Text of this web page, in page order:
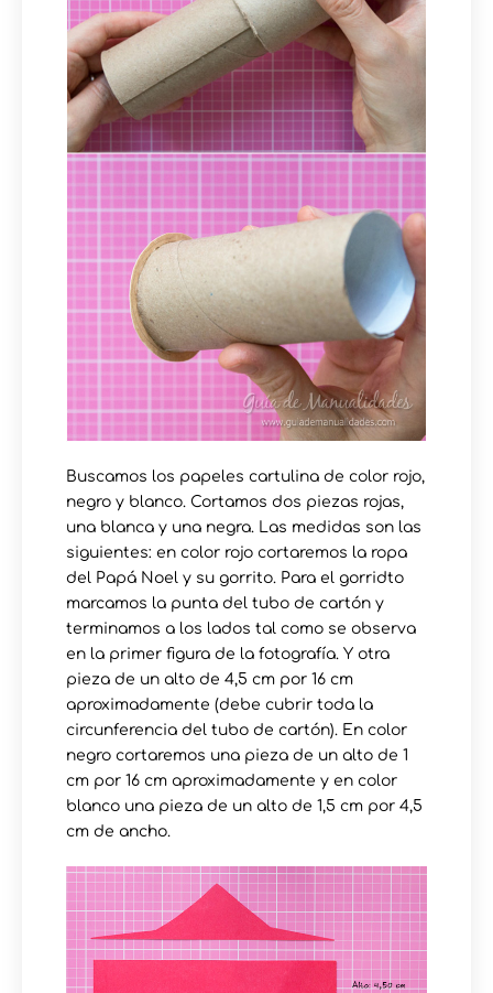
Buscamos los papeles cartulina de color rojo,
negro y blanco. Cortamos dos piezas rojas,
una blanca y una negra. Las medidas son las
siguientes: en color rojo cortaremos la ropa
del Papá Noel y su gorrito. Para el gorridto
marcamos la punta del tubo de cartón y
terminamos a los lados tal como se observa
en la primer figura de la fotografía. Y otra
pieza de un alto de 4,5 cm por 16 cm
aproximadamente (debe cubrir toda la
circunferencia del tubo de cartón). En color
negro cortaremos una pieza de un alto de 1
cm por 16 cm aproximadamente y en color
blanco una pieza de un alto de 1,5 cm por 4,5
cm de ancho.